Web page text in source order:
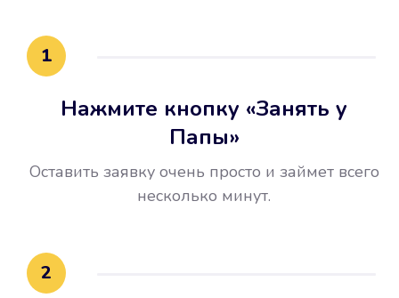
1
Нажмите кнопку «Занять у
Папы»
Оставить заявку очень просто и займет всего
несколько минут.
2